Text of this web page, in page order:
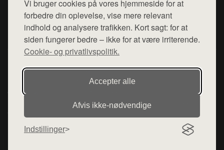
Vi bruger cookies på vores hjemmeside for at
forbedre din oplevelse, vise mere relevant
indhold og analysere trafikken. Kort sagt: for at
siden fungerer bedre – ikke for at være irriterende.
Cookie- og privatlivspolitik.
Accepter alle
Afvis ikke‑nødvendige
Indstillinger
Kontakt
Mail:hej@want.dk
Cookie- og privatlivspolitik
Denne side er en del af want.dk, der udgiver en række
hjemmesider med præsentation af forskellige produkter fra
diverse webshops. Der sælges ikke varer fra denne side - vi
henviser til de shops, som sælger varen. Vi har heller ikke
varerne på lager.
© 2026 vestsjaellands-marineservice.dk. Alle rettigheder